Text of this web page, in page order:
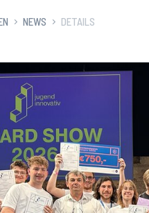
NEWS DETAILS